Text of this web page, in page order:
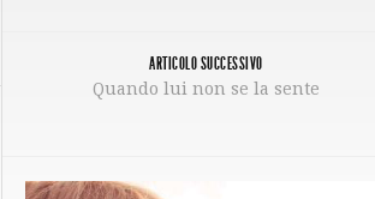
ARTICOLO SUCCESSIVO
Quando lui non se la sente